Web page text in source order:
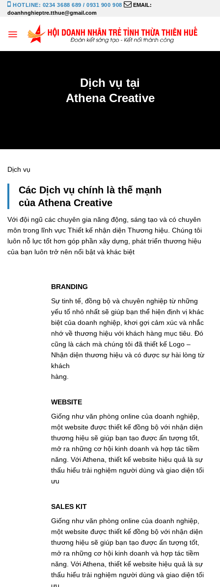
Bỏ
qua
dung
HOTLINE: 0234 3688 689 / 0931 900 908
EMAIL:
doanhnghieptre.tthue@gmail.com
Dịch vụ tại
Athena Creative
Dịch vụ
Các Dịch vụ chính là thế mạnh
của Athena Creative
Với đội ngũ các chuyên gia năng động, sáng tạo và có chuyên
môn trong lĩnh vực Thiết kế nhận diện Thương hiệu. Chúng tôi
luôn nỗ lực tốt hơn góp phần xây dựng, phát triển thương hiệu
của bạn luôn trở nên nổi bật và khác biệt
và chuyên nghiệp từ những
bạn thể hiện định vị khác
khơi gợi cảm xúc và nhắc
với khách hàng mục tiêu. Đó
tôi đã thiết kế Logo –
và có được sự hài lòng từ
online của doanh nghiệp,
kế đồng bộ với nhận diện
bạn tạo được ấn tượng tốt,
kinh doanh và hợp tác tiềm
kế website hiệu quả là sự
người dùng và giao diện tối
online của doanh nghiệp,
kế đồng bộ với nhận diện
bạn tạo được ấn tượng tốt,
kinh doanh và hợp tác tiềm
kế website hiệu quả là sự
người dùng và giao diện tối
Sự tinh tế, đồng bộ và
yếu tố nhỏ nhất sẽ giúp
biệt của doanh nghiệp,
nhớ về thương hiệu với
cũng là cách mà chúng tôi
Nhận diện thương hiệu và
Giống như văn phòng
một website được thiết kế
thương hiệu sẽ giúp bạn
mở ra những cơ hội kinh
năng. Với Athena, thiết kế
thấu hiểu trải nghiệm
Giống như văn phòng
một website được thiết kế
thương hiệu sẽ giúp bạn
mở ra những cơ hội kinh
năng. Với Athena, thiết kế
thấu hiểu trải nghiệm